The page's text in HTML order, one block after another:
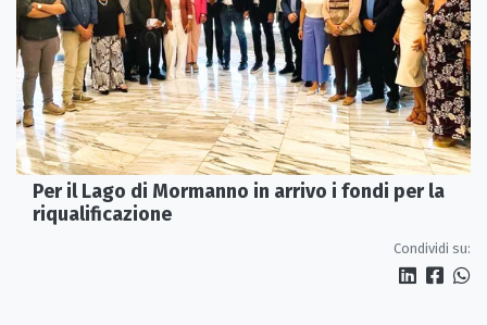
Per il Lago di Mormanno in arrivo i fondi per la
riqualificazione
Condividi su: